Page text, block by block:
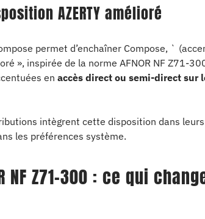
AZERTY amélioré
permet d’enchaîner Compose, `
», inspirée de la norme AFNOR NF Z71-
en accès direct ou semi-direct sur
intègrent cette disposition dans
les préférences système.
NF Z71-300 : ce qui